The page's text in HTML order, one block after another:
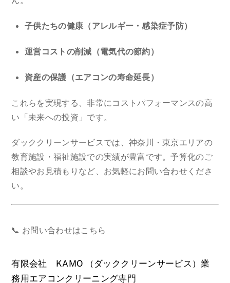
子供たちの健康（アレルギー・感染症予防）
運営コストの削減（電気代の節約）
資産の保護（エアコンの寿命延長）
これらを実現する、非常にコストパフォーマンスの高
い「未来への投資」です。
ダッククリーンサービスでは、神奈川・東京エリアの
教育施設・福祉施設での実績が豊富です。予算化のご
相談やお見積もりなど、お気軽にお問い合わせくださ
い。
📞 お問い合わせはこちら
有限会社 KAMO （ダッククリーンサービス）業
務用エアコンクリーニング専門